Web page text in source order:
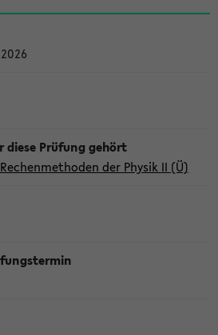
der Physik II (Ü)